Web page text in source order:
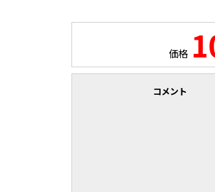
価格
コメント